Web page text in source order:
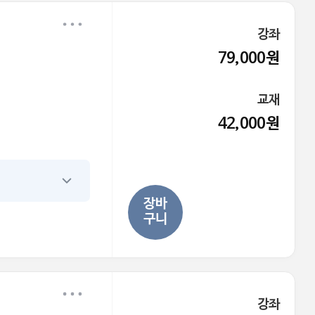
강좌
79,000원
교재
42,000원
장바
구니
강좌